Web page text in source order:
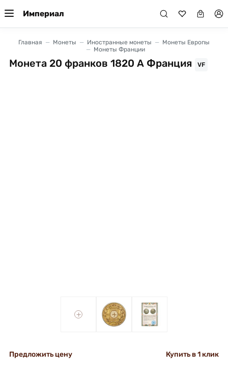
Империал
Главная Монеты Иностранные монеты
Монеты Европы
Монеты Франции
Монета 20 франков 1820 А Франция VF
+ +
Предложить цену Купить в 1 клик